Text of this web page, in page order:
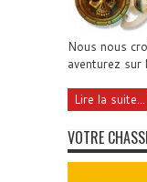
Nous nous
aventurez sur
Lire la suite...
VOTRE